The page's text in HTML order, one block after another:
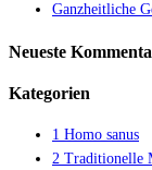
Ganzheitliche
Neueste
Kategorien
1 Homo sanus
2 Traditionelle